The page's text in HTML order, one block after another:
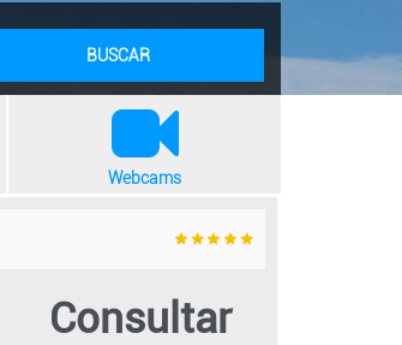
BUSCAR
Webcams
Consultar